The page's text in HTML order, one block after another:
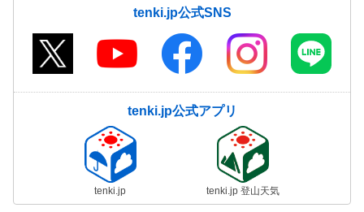
tenki.jp公式SNS
tenki.jp公式アプリ
tenki.jp tenki.jp 登山天気